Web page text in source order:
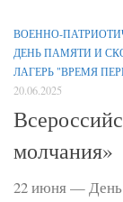
ВОЕННО-
ДЕНЬ ПАМЯТИ И
ЛАГЕРЬ "ВРЕМЯ
20.06.2025
молчания»
22 июня — День